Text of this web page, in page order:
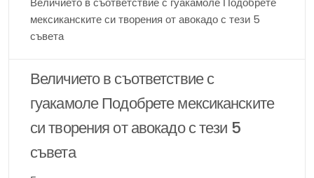
Шофиране в разкош Бляскавият лайфстайл в
мексиканските си творения от авокадо с тези 5
съвета
Величието в съответствие с
гуакамоле Подобрете мексиканските
си творения от авокадо с тези 5
съвета